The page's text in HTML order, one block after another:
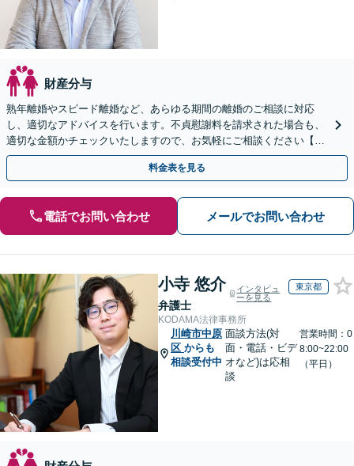
財産分与
熟年離婚やスピード離婚など、あらゆる期間の離婚のご相談に対応
し、適切なアドバイスを行います。不貞慰謝料を請求された場合も、
適切な金額かチェックいたしますので、お気軽にご相談ください【完
全個室】【土日祝日面談可】
料金表を見る
電話でお問い合わせ メールでお問い合わせ
小寺 悠介
弁護士
インタビュ
ーを見る
東京都
KODAMA法律事務所
川崎市中原
区 からも
相談受付中
面談方法(対
面・電話・ビデ
オなど)は応相
談
営業時間：0
8:00~22:00
（平日）